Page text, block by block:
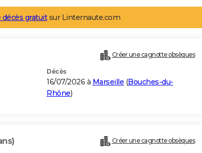
décès gratuitsur Linternaute.com
Créer une cagnotte obsèques
Décès
16/07/2026 à Marseille (Bouches-du-
Rhône)
Créer une cagnotte obsèques